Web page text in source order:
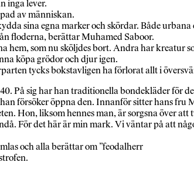
inga lever.
av människan.
sina egna marker och skördar. Både
floderna, berättar Muhamed Saboor.
som nu sköljdes bort. Andra har kreatur
köpa grödor och djur igen.
tycks bokstavligen ha förlorat allt i
På sig har han traditionella bondekläder för
försöker öppna den. Innanför sitter hans
Hon, liksom hennes man, är sorgsna över att
För det här är min mark. Vi väntar på att
och alla berättar om ”feodalherr